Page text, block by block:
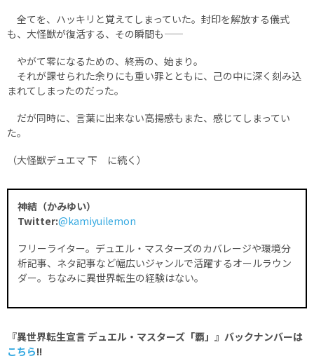
全てを、ハッキリと覚えてしまっていた。封印を解放する儀式
も、大怪獣が復活する、その瞬間も――
やがて零になるための、終焉の、始まり。
それが課せられた余りにも重い罪とともに、己の中に深く刻み込
まれてしまったのだった。
だが同時に、言葉に出来ない高揚感もまた、感じてしまってい
た。
（大怪獣デュエマ 下 に続く）
神結（かみゆい）
Twitter:@kamiyuilemon
フリーライター。デュエル・マスターズのカバレージや環境分
析記事、ネタ記事など幅広いジャンルで活躍するオールラウン
ダー。ちなみに異世界転生の経験はない。
『異世界転生宣言 デュエル・マスターズ「覇」』バックナンバーは
こちら!!